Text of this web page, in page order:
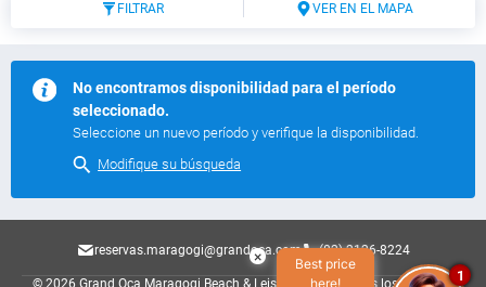
FILTRAR VER EN EL MAPA
No encontramos disponibilidad para el período
seleccionado.
Seleccione un nuevo período y verifique la disponibilidad.
Modifique su búsqueda
reservas.maragogi@grandoca.com (82) 2126-8224
© 2026 Grand Oca Maragogi Beach & Leisure Resort. Todos los derechos
×
Best price
here!
1